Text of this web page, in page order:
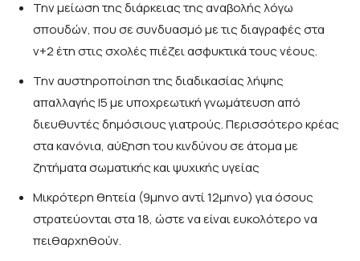
Την μείωση της διάρκειας της αναβολής λόγω
σπουδών, που σε συνδυασμό με τις διαγραφές στα
ν+2 έτη στις σχολές πιέζει ασφυκτικά τους νέους.
Την αυστηροποίηση της διαδικασίας λήψης
απαλλαγής Ι5 με υποχρεωτική γνωμάτευση από
διευθυντές δημόσιους γιατρούς. Περισσότερο κρέας
στα κανόνια, αύξηση του κινδύνου σε άτομα με
ζητήματα σωματικής και ψυχικής υγείας
Μικρότερη θητεία (9μηνο αντί 12μηνο) για όσους
στρατεύονται στα 18, ώστε να είναι ευκολότερο να
πειθαρχηθούν.